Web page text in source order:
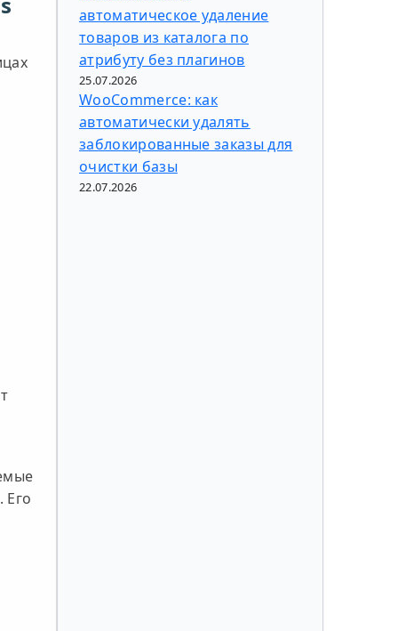
Его
автоматическое удаление
товаров из каталога по
атрибуту без плагинов
25.07.2026
WooCommerce: как
автоматически удалять
заблокированные заказы для
очистки базы
22.07.2026